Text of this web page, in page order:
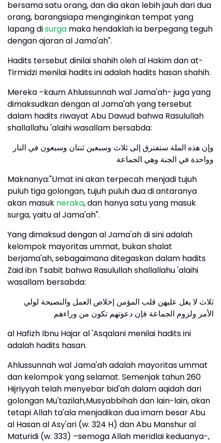
bersama satu orang, dan dia akan lebih jauh dari dua
orang, barangsiapa menginginkan tempat yang
lapang disurga maka hendaklah ia berpegang teguh
dengan ajaran al Jama'ah".
Hadits tersebut dinilai shahih oleh al Hakim dan at-
Tirmidzi menilai hadits ini adalah hadits hasan shahih.
Mereka –kaum Ahlussunnah wal Jama'ah- juga yang
dimaksudkan dengan al Jama'ah yang tersebut
dalam hadits riwayat Abu Dawud bahwa Rasulullah
shallallahu 'alaihi wasallam bersabda:
وإن هذه الملة ستفترق إلى ثلاث وسبعين ثنتان وسبعون في النار
وواحدة في الجنة وهي الجماعة
Maknanya:"Umat ini akan terpecah menjadi tujuh
puluh tiga golongan, tujuh puluh dua di antaranya
akan masuk neraka, dan hanya satu yang masuk
surga, yaitu al Jama'ah".
Yang dimaksud dengan al Jama'ah di sini adalah
kelompok mayoritas ummat, bukan shalat
berjama'ah, sebagaimana ditegaskan dalam hadits
Zaid ibn Tsabit bahwa Rasulullah shallallahu 'alaihi
wasallam bersabda:
ثلاث لا يغل عليهن قلب المؤمن إخلاص العمل والنصيحة لولي
الأمر ولزوم الجماعة فإن دعوتهم تكون من وراءهم
al Hafizh Ibnu Hajar al 'Asqalani menilai hadits ini
adalah hadits hasan.
Ahlussunnah wal Jama'ah adalah mayoritas ummat
dan kelompok yang selamat. Semenjak tahun 260
Hijriyyah telah menyebar bid'ah dalam aqidah dari
golongan Mu'tazilah,Musyabbihah dan lain-lain, akan
tetapi Allah ta'ala menjadikan dua imam besar Abu
al Hasan al Asy'ari (w. 324 H) dan Abu Manshur al
Maturidi (w. 333) –semoga Allah meridlai keduanya-,